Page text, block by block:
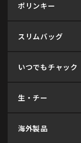
ポリンキー
スリムバッグ
いつでもチャック
生・チー
海外製品